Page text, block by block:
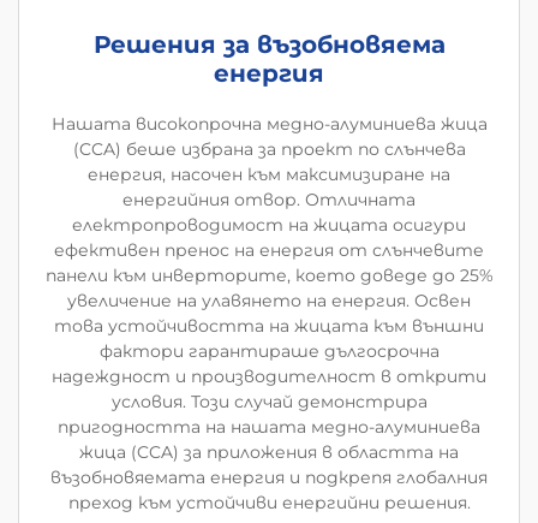
Решения за възобновяема
енергия
Нашата високопрочна медно-алуминиева жица
(CCA) беше избрана за проект по слънчева
енергия, насочен към максимизиране на
енергийния отвор. Отличната
електропроводимост на жицата осигури
ефективен пренос на енергия от слънчевите
панели към инверторите, което доведе до 25%
увеличение на улавянето на енергия. Освен
това устойчивостта на жицата към външни
фактори гарантираше дългосрочна
надеждност и производителност в открити
условия. Този случай демонстрира
пригодността на нашата медно-алуминиева
жица (CCA) за приложения в областта на
възобновяемата енергия и подкрепя глобалния
преход към устойчиви енергийни решения.